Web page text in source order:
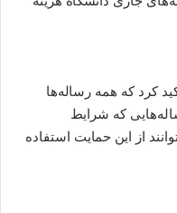
کرد که همه رساله‌ها
که شرایط
از این حمایت استفاده